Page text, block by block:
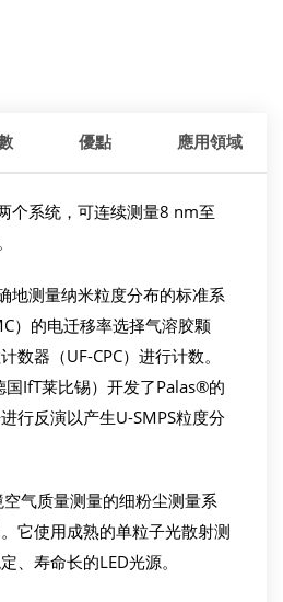
優點 應用領域
个系统，可连续测量8 nm至
地测量纳米粒度分布的标准系
）的电迁移率选择气溶胶颗
数器（UF-CPC）进行计数。
IfT莱比锡）开发了Palas®的
行反演以产生U-SMPS粒度分
气质量测量的细粉尘测量系
它使用成熟的单粒子光散射测
、寿命长的LED光源。